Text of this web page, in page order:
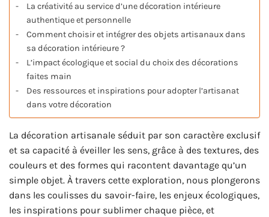
La créativité au service d’une décoration intérieure
authentique et personnelle
Comment choisir et intégrer des objets artisanaux dans
sa décoration intérieure ?
L’impact écologique et social du choix des décorations
faites main
Des ressources et inspirations pour adopter l’artisanat
dans votre décoration
La décoration artisanale séduit par son caractère exclusif
et sa capacité à éveiller les sens, grâce à des textures, des
couleurs et des formes qui racontent davantage qu’un
simple objet. À travers cette exploration, nous plongerons
dans les coulisses du savoir-faire, les enjeux écologiques,
les inspirations pour sublimer chaque pièce, et